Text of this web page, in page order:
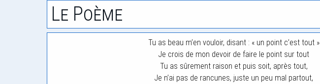
Le Poème
Tu as beau m’en vouloir, disant : « un point c’est tout »
Je crois de mon devoir de faire le point sur tout
Tu as sûrement raison et puis soit, après tout,
Je n’ai pas de rancunes, juste un peu mal partout,